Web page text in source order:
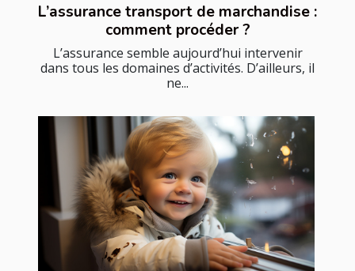
L’assurance transport de marchandise :
comment procéder ?
L’assurance semble aujourd’hui intervenir
dans tous les domaines d’activités. D’ailleurs, il
ne...